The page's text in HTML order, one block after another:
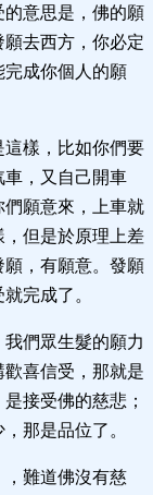
意思是，佛的願
去西方，你必定
成你個人的願
樣，比如你們要
，又自己開車
願意來，上車就
但是於原理上差
願，有願意。發願
完成了。
們眾生髮的願力
喜信受，那就是
接受佛的慈悲；
那是品位了。
難道佛沒有慈